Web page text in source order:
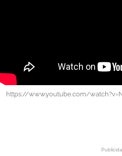
OBRAS
NECROLÓGICAS
https://www.youtube.com/